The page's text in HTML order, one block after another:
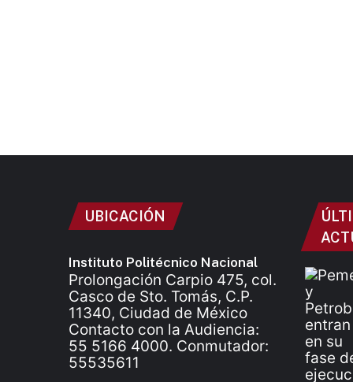
UBICACIÓN
Instituto Politécnico Nacional
Prolongación Carpio 475, col.
Casco de Sto. Tomás, C.P.
11340, Ciudad de México
Contacto con la Audiencia:
55 5166 4000. Conmutador:
55535611